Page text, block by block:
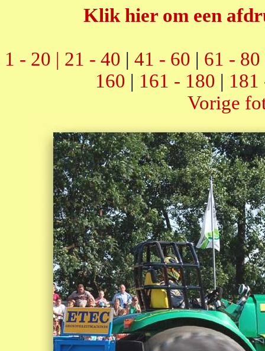
Klik hier om een
1 - 20 | 21 - 40 | 41 - 60 | 61 - 80
160 | 161 - 180 | 181
Vorige